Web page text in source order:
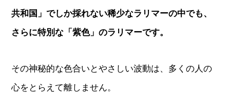
共和国」でしか採れない稀少なラリマーの中でも、
さらに特別な「紫色」のラリマーです。
その神秘的な色合いとやさしい波動は、多くの人の
心をとらえて離しません。